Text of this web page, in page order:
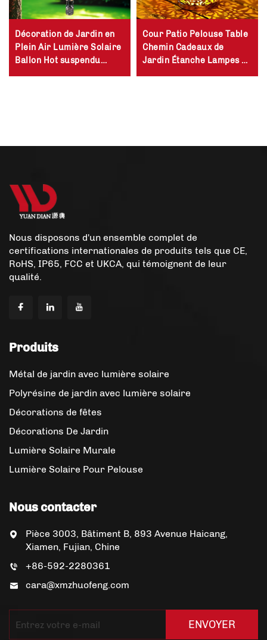
Décoration de Jardin en
Plein Air Lumière Solaire
Ballon Hot suspendu
Cour Patio Pelouse Table
Chemin Cadeaux de
Jardin Étanche Lampes de
Nous disposons d'un ensemble complet de
certifications internationales de produits tels que CE,
RoHS, IP65, FCC et UKCA, qui témoignent de leur
qualité.
Produits
Métal de jardin avec lumière solaire
Polyrésine de jardin avec lumière solaire
Décorations de fêtes
Décorations De Jardin
Lumière Solaire Murale
Lumière Solaire Pour Pelouse
Nous contacter
Pièce 3003, Bâtiment B, 893 Avenue Haicang,
Xiamen, Fujian, Chine
+86-592-2280361
cara@xmzhuofeng.com
ENVOYER